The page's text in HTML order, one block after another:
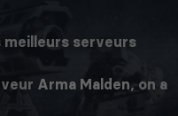
meilleurs serveurs
Arma Malden, on a